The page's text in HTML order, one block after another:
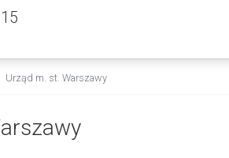
Urząd m. st. Warszawy